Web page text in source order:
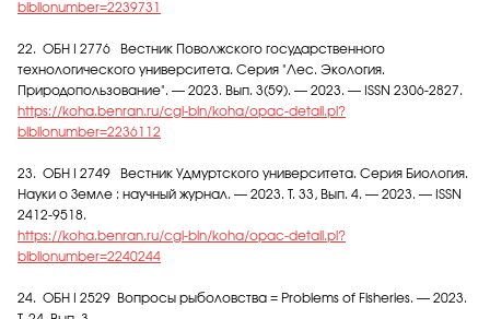
biblionumber=2239731
22. ОБН I 2776 Вестник Поволжского государственного
технологического университета. Серия "Лес. Экология.
Природопользование". — 2023. Вып. 3(59). — 2023. — ISSN 2306-2827.
https://koha.benran.ru/cgi-bin/koha/opac-detail.pl?
biblionumber=2236112
23. ОБН I 2749 Вестник Удмуртского университета. Серия Биология.
Науки о Земле : научный журнал. — 2023. Т. 33, Вып. 4. — 2023. — ISSN
2412-9518.
https://koha.benran.ru/cgi-bin/koha/opac-detail.pl?
biblionumber=2240244
24. ОБН I 2529 Вопросы рыболовства = Problems of Fisheries. — 2023.